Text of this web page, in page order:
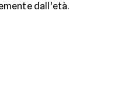
dall'età.